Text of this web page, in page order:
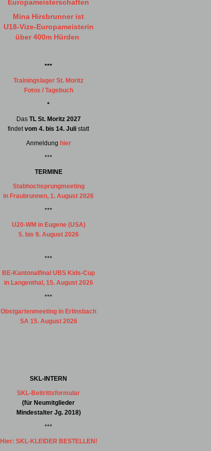
Mina Hirsbrunner ist
U18-Vize-Europameisterin
über 400m Hürden
***
Trainingslager St. Moritz
Fotos / Tagebuch
*
Das TL St. Moritz 2027
findetvom 4. bis 14. Juli statt
Anmeldung hier
***
TERMINE
Stabhochsprungmeeting
in Fraubrunnen, 1. August 2026
***
U20-WM in Eugene (USA)
5. bis 9. August 2026
***
BE-Kantonalfinal UBS Kids-Cup
in Langenthal, 15. August 2026
***
Obstgartenmeeting in Erlinsbach
SA 15. August 2026
SKL-INTERN
SKL-Beitrittsformular
(für Neumitglieder
Mindestalter Jg. 2018)
***
Hier: SKL-KLEIDER BESTELLEN!